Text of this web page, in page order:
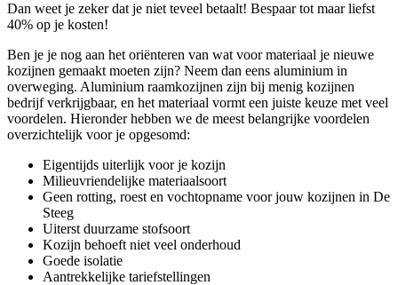
Dan weet je zeker dat je niet teveel betaalt! Bespaar tot maar liefst
40% op je kosten!
Ben je je nog aan het oriënteren van wat voor materiaal je nieuwe
kozijnen gemaakt moeten zijn? Neem dan eens aluminium in
overweging. Aluminium raamkozijnen zijn bij menig kozijnen
bedrijf verkrijgbaar, en het materiaal vormt een juiste keuze met veel
voordelen. Hieronder hebben we de meest belangrijke voordelen
overzichtelijk voor je opgesomd:
Eigentijds uiterlijk voor je kozijn
Milieuvriendelijke materiaalsoort
Geen rotting, roest en vochtopname voor jouw kozijnen in De
Steeg
Uiterst duurzame stofsoort
Kozijn behoeft niet veel onderhoud
Goede isolatie
Aantrekkelijke tariefstellingen